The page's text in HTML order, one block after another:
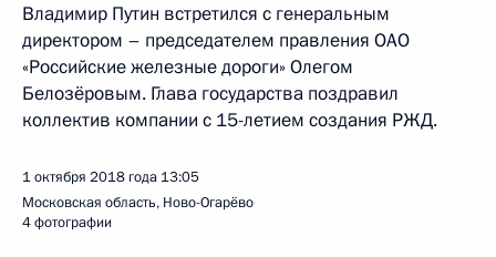
Владимир Путин встретился с генеральным
директором – председателем правления ОАО
«Российские железные дороги» Олегом
Белозёровым. Глава государства поздравил
коллектив компании с 15-летием создания РЖД.
1 октября 2018 года 13:05
Московская область, Ново-Огарёво
4 фотографии